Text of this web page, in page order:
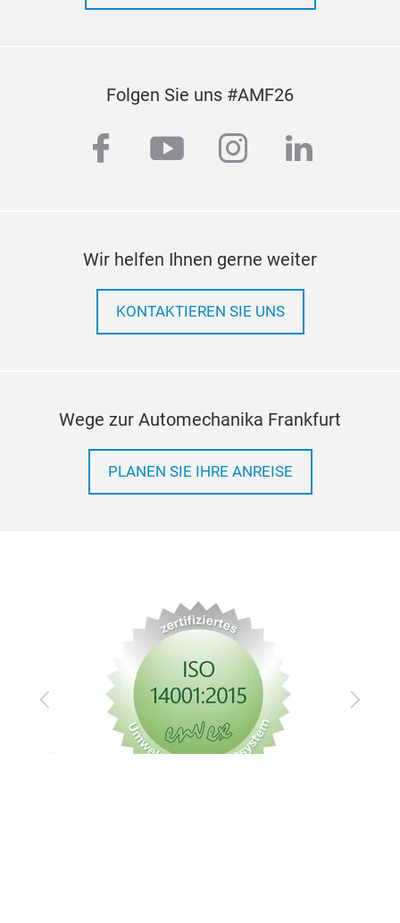
Folgen Sie uns #AMF26
facebook
youtubeinstagram
linkedin
Wir helfen Ihnen gerne weiter
KONTAKTIEREN SIE UNS
Wege zur Automechanika Frankfurt
PLANEN SIE IHRE ANREISE
Zurück Vor